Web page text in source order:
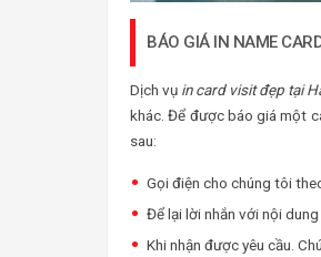
BÁO GIÁ IN NAME
Dịch vụ in card visit đẹp tại
khác. Để được báo giá một
sau:
Gọi điện cho chúng tôi
Để lại lời nhắn với nội dung
Khi nhận được yêu cầu.